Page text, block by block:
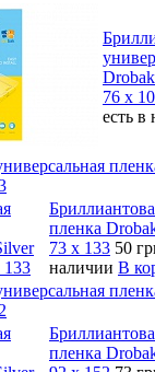
76 х
есть в
пленка
73 х 133 50
наличии В
пленка